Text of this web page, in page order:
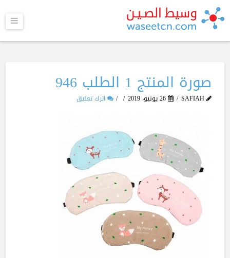
صورة المنتج 1 الطلب 946
SAFIAH 26 يونيو، 2019 اترك تعليق